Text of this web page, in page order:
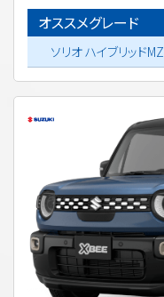
オススメグレード
ソリオ ハイブリッドMZ